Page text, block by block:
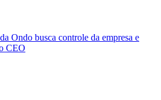
Ondo busca controle da empresa e
CEO